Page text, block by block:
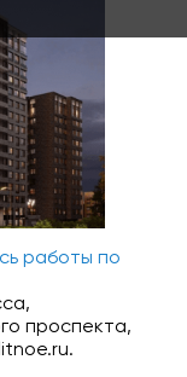
работы по
проспекта,